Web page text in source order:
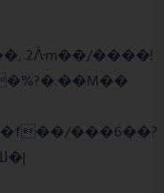
���6��?